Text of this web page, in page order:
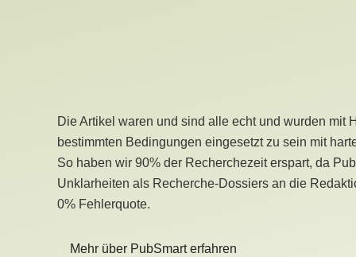
Die Artikel waren und sind alle echt und wurden mit
bestimmten Bedingungen eingesetzt zu sein mit
So haben wir 90% der Recherchezeit erspart, da
Unklarheiten als Recherche-Dossiers an die
0% Fehlerquote.
Mehr über PubSmart erfahren